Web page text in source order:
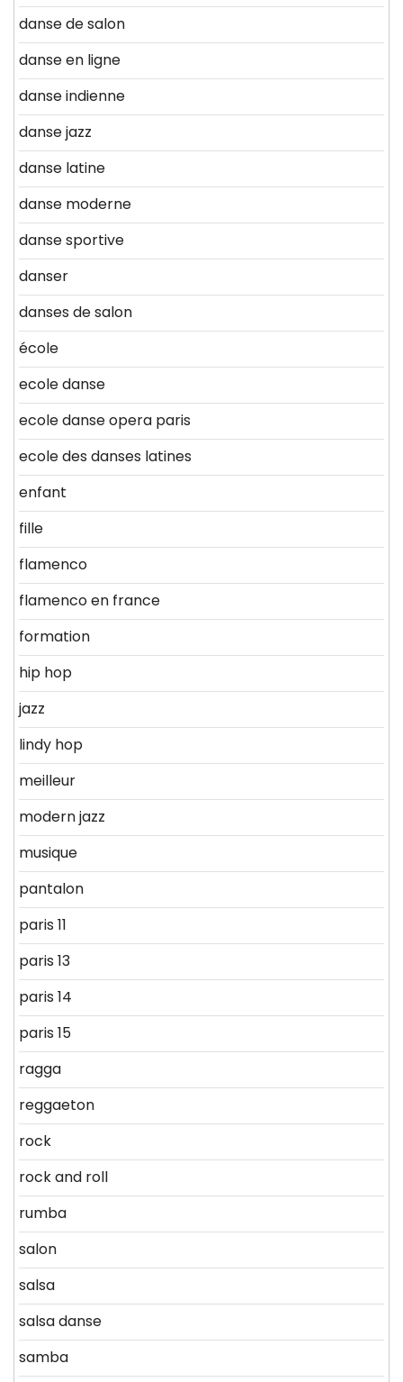
danse de salon
danse en ligne
danse indienne
danse jazz
danse latine
danse moderne
danse sportive
danser
danses de salon
école
ecole danse
ecole danse opera paris
ecole des danses latines
enfant
fille
flamenco
flamenco en france
formation
hip hop
jazz
lindy hop
meilleur
modern jazz
musique
pantalon
paris 11
paris 13
paris 14
paris 15
ragga
reggaeton
rock
rock and roll
rumba
salon
salsa
salsa danse
samba